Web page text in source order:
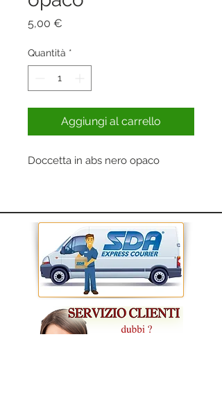
5,00 €
Quantità *
Aggiungi al carrello
Doccetta in abs nero opaco